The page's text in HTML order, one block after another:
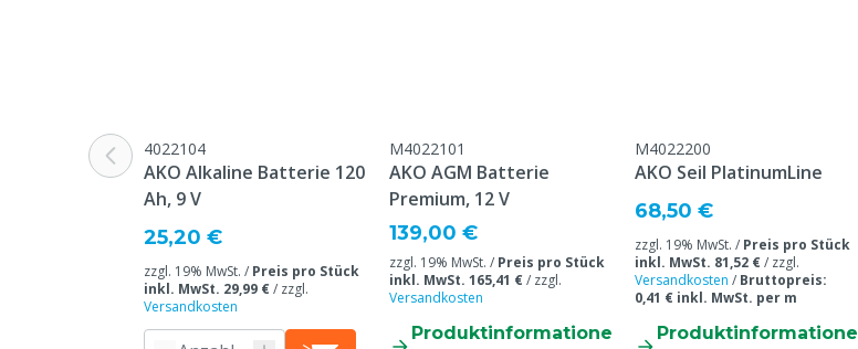
ohne Bepflanzung
Stückzahl
Garantie
5 Jahre Herstellergarantie, ohne
Batterie
Modell
Powershock
Tierarten
Rindvieh, Schweine, Schafe, Ziegen,
4022104
AKO Alkaline Batterie 120
Ah, 9 V
25,20 €
zzgl. 19% MwSt. / Preis pro Stück
inkl. MwSt. 29,99 €/ zzgl.
Versandkosten
M4022101
AKO AGM Batterie
Premium, 12 V
139,00 €
zzgl. 19% MwSt. / Preis pro Stück
inkl. MwSt. 165,41 €/ zzgl.
Versandkosten
Produktinformatione
M4022200
AKO Seil PlatinumLine
68,50 €
zzgl. 19% MwSt. / Preis pro Stück
inkl. MwSt. 81,52 €/ zzgl.
Versandkosten / Bruttopreis:
0,41 € inkl. MwSt. per m
Produktinformatione